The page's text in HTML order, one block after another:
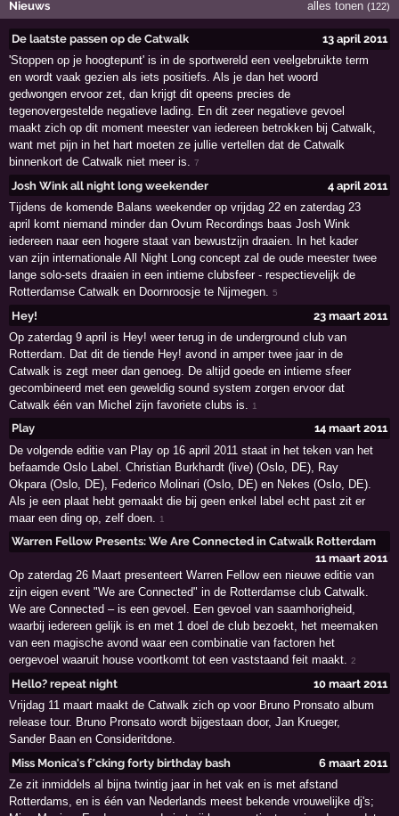
Nieuws alles tonen (122)
De laatste passen op de Catwalk
13 april 2011
'Stoppen op je hoogtepunt' is in de sportwereld een veelgebruikte term
en wordt vaak gezien als iets positiefs. Als je dan het woord
gedwongen ervoor zet, dan krijgt dit opeens precies de
tegenovergestelde negatieve lading. En dit zeer negatieve gevoel
maakt zich op dit moment meester van iedereen betrokken bij Catwalk,
want met pijn in het hart moeten ze jullie vertellen dat de Catwalk
binnenkort de Catwalk niet meer is.7
Josh Wink all night long weekender
4 april 2011
Tijdens de komende Balans weekender op vrijdag 22 en zaterdag 23
april komt niemand minder dan Ovum Recordings baas Josh Wink
iedereen naar een hogere staat van bewustzijn draaien. In het kader
van zijn internationale All Night Long concept zal de oude meester twee
lange solo-sets draaien in een intieme clubsfeer - respectievelijk de
Rotterdamse Catwalk en Doornroosje te Nijmegen.5
Hey!
23 maart 2011
Op zaterdag 9 april is Hey! weer terug in de underground club van
Rotterdam. Dat dit de tiende Hey! avond in amper twee jaar in de
Catwalk is zegt meer dan genoeg. De altijd goede en intieme sfeer
gecombineerd met een geweldig sound system zorgen ervoor dat
Catwalk één van Michel zijn favoriete clubs is.
1
Play
14 maart 2011
De volgende editie van Play op 16 april 2011 staat in het teken van het
befaamde Oslo Label. Christian Burkhardt (live) (Oslo, DE), Ray
Okpara (Oslo, DE), Federico Molinari (Oslo, DE) en Nekes (Oslo, DE).
Als je een plaat hebt gemaakt die bij geen enkel label echt past zit er
maar een ding op, zelf doen.
1
Warren Fellow Presents: We Are Connected in Catwalk Rotterdam
11 maart 2011
Op zaterdag 26 Maart presenteert Warren Fellow een nieuwe editie van
zijn eigen event "We are Connected" in de Rotterdamse club Catwalk.
We are Connected – is een gevoel. Een gevoel van saamhorigheid,
waarbij iedereen gelijk is en met 1 doel de club bezoekt, het meemaken
van een magische avond waar een combinatie van factoren het
oergevoel waaruit house voortkomt tot een vaststaand feit maakt.2
Hello? repeat night
10 maart 2011
Vrijdag 11 maart maakt de Catwalk zich op voor Bruno Pronsato album
release tour. Bruno Pronsato wordt bijgestaan door, Jan Krueger,
Sander Baan en Consideritdone.
Miss Monica's f*cking forty birthday bash
6 maart 2011
Ze zit inmiddels al bijna twintig jaar in het vak en is met afstand
Rotterdams, en is één van Nederlands meest bekende vrouwelijke dj's;